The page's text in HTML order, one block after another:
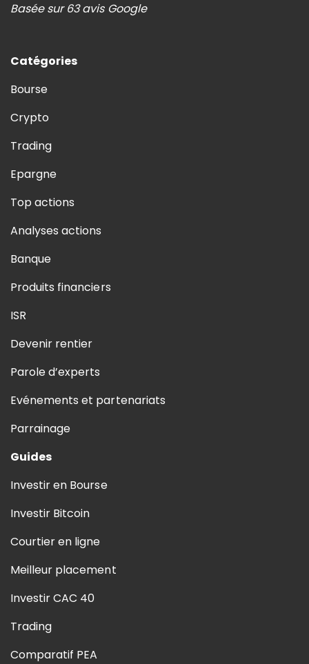
Basée sur 63 avis Google
Catégories
Bourse
Crypto
Trading
Epargne
Top actions
Analyses actions
Banque
Produits financiers
ISR
Devenir rentier
Parole d’experts
Evénements et partenariats
Parrainage
Guides
Investir en Bourse
Investir Bitcoin
Courtier en ligne
Meilleur placement
Investir CAC 40
Trading
Comparatif PEA